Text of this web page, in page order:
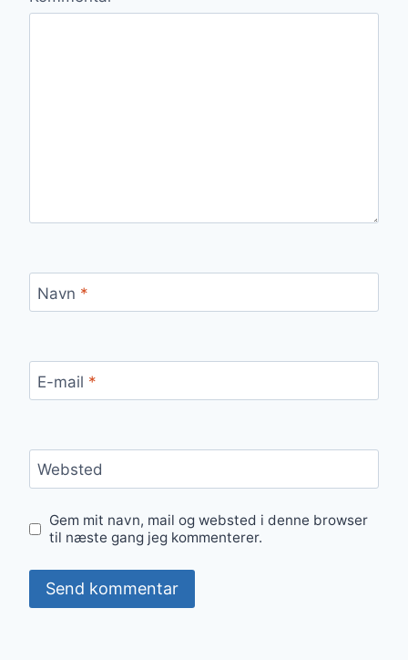
Navn *
E-mail *
Websted
Gem mit navn, mail og websted i denne browser
til næste gang jeg kommenterer.